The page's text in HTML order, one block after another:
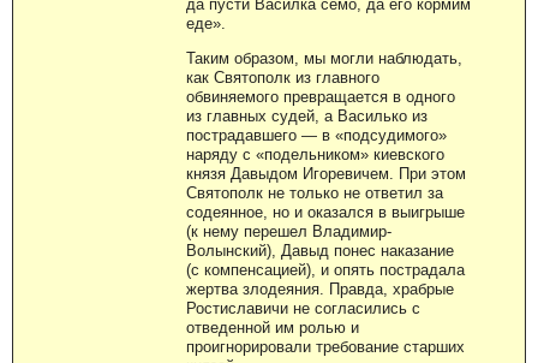
да пусти Василка семо, да его кормим
еде».
Таким образом, мы могли наблюдать,
как Святополк из главного
обвиняемого превращается в одного
из главных судей, а Василько из
пострадавшего — в «подсудимого»
наряду с «подельником» киевского
князя Давыдом Игоревичем. При этом
Святополк не только не ответил за
содеянное, но и оказался в выигрыше
(к нему перешел Владимир-
Волынский), Давыд понес наказание
(с компенсацией), и опять пострадала
жертва злодеяния. Правда, храбрые
Ростиславичи не согласились с
отведенной им ролью и
проигнорировали требование старших